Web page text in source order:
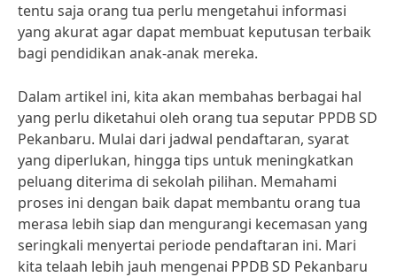
tentu saja orang tua perlu mengetahui informasi
yang akurat agar dapat membuat keputusan terbaik
bagi pendidikan anak-anak mereka.
Dalam artikel ini, kita akan membahas berbagai hal
yang perlu diketahui oleh orang tua seputar PPDB SD
Pekanbaru. Mulai dari jadwal pendaftaran, syarat
yang diperlukan, hingga tips untuk meningkatkan
peluang diterima di sekolah pilihan. Memahami
proses ini dengan baik dapat membantu orang tua
merasa lebih siap dan mengurangi kecemasan yang
seringkali menyertai periode pendaftaran ini. Mari
kita telaah lebih jauh mengenai PPDB SD Pekanbaru